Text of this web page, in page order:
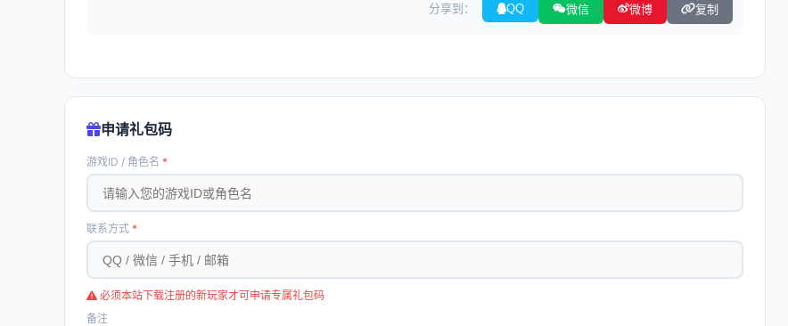
分享到： QQ 微信 微博 复制
申请礼包码
游戏ID / 角色名 *
联系方式 *
必须本站下载注册的新玩家才可申请专属礼包码
备注